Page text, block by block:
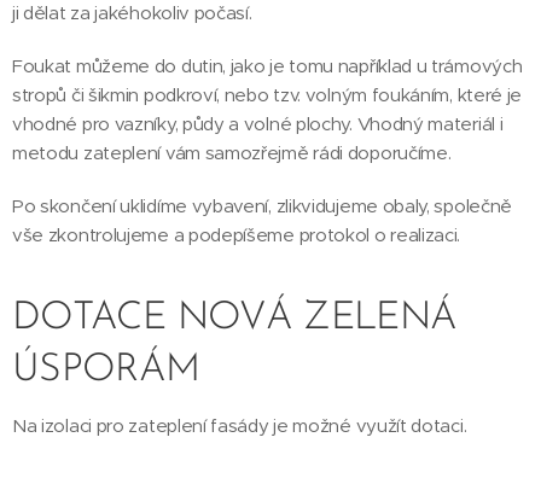
ji dělat za jakéhokoliv počasí.
Foukat můžeme do dutin, jako je tomu například u trámových
stropů či šikmin podkroví, nebo tzv. volným foukáním, které je
vhodné pro vazníky, půdy a volné plochy. Vhodný materiál i
metodu zateplení vám samozřejmě rádi doporučíme.
Po skončení uklidíme vybavení, zlikvidujeme obaly, společně
vše zkontrolujeme a podepíšeme protokol o realizaci.
DOTACE NOVÁ ZELENÁ
ÚSPORÁM
Na izolaci pro zateplení fasády je možné využít dotaci.